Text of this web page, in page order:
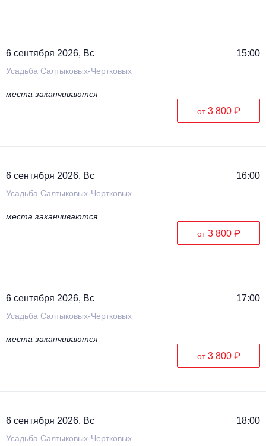
6 сентября 2026, Вс 15:00
Усадьба Салтыковых-Чертковых
места заканчиваются
от3 800 ₽
6 сентября 2026, Вс 16:00
Усадьба Салтыковых-Чертковых
места заканчиваются
от3 800 ₽
6 сентября 2026, Вс 17:00
Усадьба Салтыковых-Чертковых
места заканчиваются
от3 800 ₽
6 сентября 2026, Вс 18:00
Усадьба Салтыковых-Чертковых